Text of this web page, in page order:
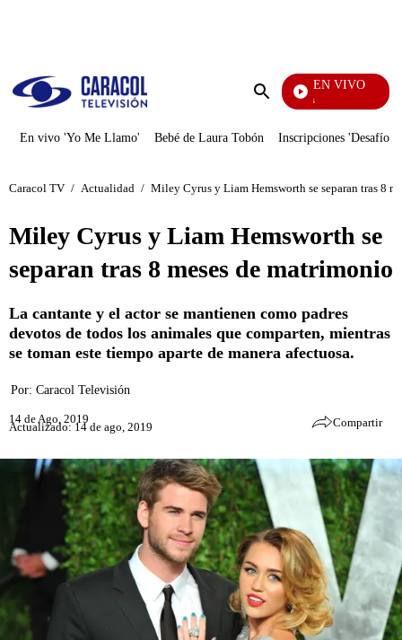
Enviar
EN VIVO
También Caerás
En vivo 'Yo Me Llamo' Bebé de Laura Tobón Inscripciones 'Desafío'
Caracol TV / Actualidad / Miley Cyrus y Liam Hemsworth se separan tras 8
Miley Cyrus y Liam Hemsworth se
separan tras 8 meses de matrimonio
La cantante y el actor se mantienen como padres
devotos de todos los animales que comparten, mientras
se toman este tiempo aparte de manera afectuosa.
Por: Caracol Televisión
14 de Ago, 2019
Actualizado: 14 de ago, 2019 Compartir